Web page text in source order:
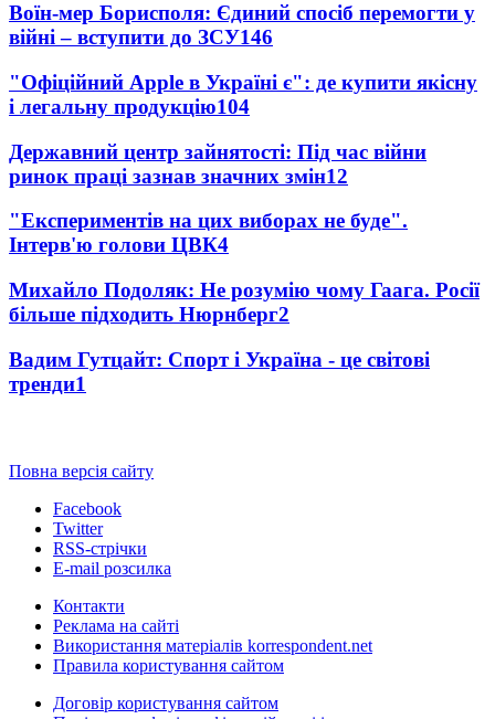
Воїн-мер Борисполя: Єдиний спосіб перемогти у
війні – вступити до ЗСУ146
"Офіційний Apple в Україні є": де купити якісну
і легальну продукцію104
Державний центр зайнятості: Під час війни
ринок праці зазнав значних змін12
"Експериментів на цих виборах не буде".
Інтерв'ю голови ЦВК4
Михайло Подоляк: Не розумію чому Гаага. Росії
більше підходить Нюрнберг2
Вадим Гутцайт: Спорт і Україна - це світові
тренди1
Повна версія сайту
Facebook
Twitter
RSS-стрічки
E-mail розсилка
Контакти
Реклама на сайті
Використання матеріалів korrespondent.net
Правила користування сайтом
Договір користування сайтом